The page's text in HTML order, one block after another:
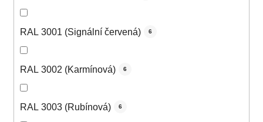
RAL 3001 (Signální červená) 6
RAL 3002 (Karmínová) 6
RAL 3003 (Rubínová) 6